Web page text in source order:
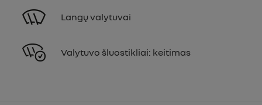
Langų valytuvai
Valytuvo šluostikliai: keitimas